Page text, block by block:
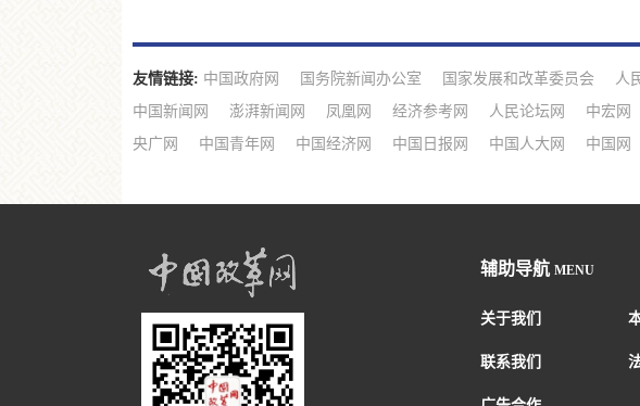
友情链接: 中国政府网 国务院新闻办公室 国家发展和改革委员会 人
中国新闻网
澎湃新闻网 凤凰网 经济参考网 人民论坛网 中宏网
央广网
中国青年网 中国经济网 中国日报网 中国人大网 中国网
辅助导航 MENU
关于我们
联系我们